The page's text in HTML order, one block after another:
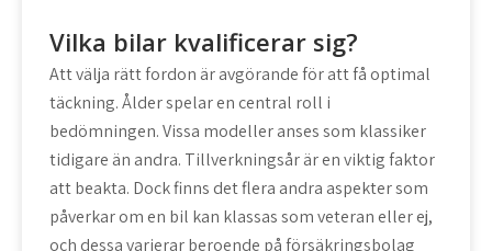
Vilka bilar kvalificerar sig?
Att välja rätt fordon är avgörande för att få optimal
täckning. Ålder spelar en central roll i
bedömningen. Vissa modeller anses som klassiker
tidigare än andra. Tillverkningsår är en viktig faktor
att beakta. Dock finns det flera andra aspekter som
påverkar om en bil kan klassas som veteran eller ej,
och dessa varierar beroende på försäkringsbolag